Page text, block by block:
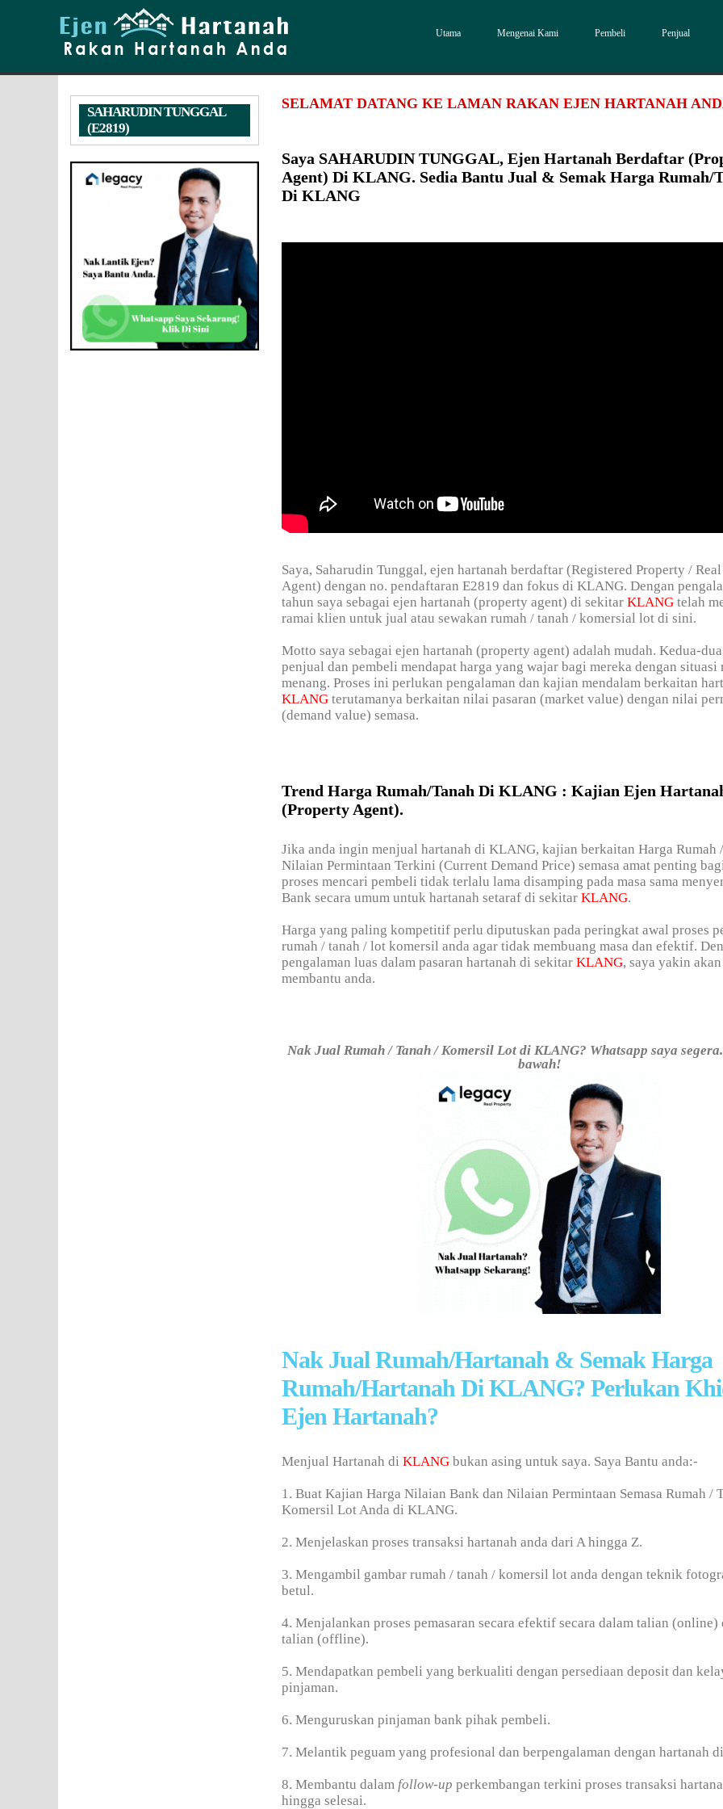
Utama Mengenai Kami Pembeli Penjual
SAHARUDIN TUNGGAL
(E2819)
SELAMAT DATANG KE LAMAN RAKAN EJEN HARTANAH
Saya SAHARUDIN TUNGGAL, Ejen Hartanah Berdaftar
Agent) Di KLANG. Sedia Bantu Jual & Semak Harga Rumah/
Di KLANG
Saya, Saharudin Tunggal, ejen hartanah berdaftar (Registered Property / Real
Agent) dengan no. pendaftaran E2819 dan fokus di KLANG. Dengan
tahun saya sebagai ejen hartanah (property agent) di sekitarKLANG telah
ramai klien untuk jual atau sewakan rumah / tanah / komersial lot di sini.
Motto saya sebagai ejen hartanah (property agent) adalah mudah. Kedua-
penjual dan pembeli mendapat harga yang wajar bagi mereka dengan situasi
menang. Proses ini perlukan pengalaman dan kajian mendalam berkaitan
KLANG terutamanya berkaitan nilai pasaran (market value) dengan nilai
(demand value) semasa.
Trend Harga Rumah/Tanah Di KLANG : Kajian Ejen
(Property Agent).
Jika anda ingin menjual hartanah di KLANG, kajian berkaitan Harga Rumah
Nilaian Permintaan Terkini (Current Demand Price) semasa amat penting
proses mencari pembeli tidak terlalu lama disamping pada masa sama
Bank secara umum untuk hartanah setaraf di sekitarKLANG.
Harga yang paling kompetitif perlu diputuskan pada peringkat awal proses
rumah / tanah / lot komersil anda agar tidak membuang masa dan efektif.
pengalaman luas dalam pasaran hartanah di sekitarKLANG, saya yakin
membantu anda.
Nak Jual Rumah / Tanah / Komersil Lot di KLANG? Whatsapp saya
bawah!
Nak Jual Rumah/Hartanah & Semak Harga
Rumah/Hartanah Di KLANG? Perlukan
Ejen Hartanah?
Menjual Hartanah diKLANG bukan asing untuk saya. Saya Bantu anda:-
1. Buat Kajian Harga Nilaian Bank dan Nilaian Permintaan Semasa Rumah /
Komersil Lot Anda di KLANG.
2. Menjelaskan proses transaksi hartanah anda dari A hingga Z.
3. Mengambil gambar rumah / tanah / komersil lot anda dengan teknik
betul.
4. Menjalankan proses pemasaran secara efektif secara dalam talian (online)
talian (offline).
5. Mendapatkan pembeli yang berkualiti dengan persediaan deposit dan
pinjaman.
6. Menguruskan pinjaman bank pihak pembeli.
7. Melantik peguam yang profesional dan berpengalaman dengan hartanah
8. Membantu dalam follow-up perkembangan terkini proses transaksi
hingga selesai.